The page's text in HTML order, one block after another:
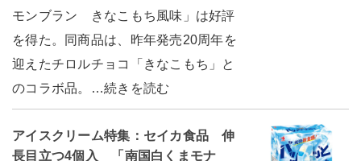
モンブラン きなこもち風味」は好評
を得た。同商品は、昨年発売20周年を
迎えたチロルチョコ「きなこもち」と
のコラボ品。…続きを読む
アイスクリーム特集：セイカ食品 伸
長目立つ4個入 「南国白くまモナ